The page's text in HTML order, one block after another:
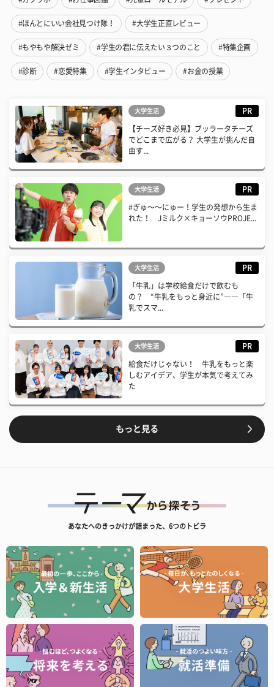
#ほんとにいい会社見つけ隊！ #大学生正直レビュー
#もやもや解決ゼミ #学生の君に伝えたい３つのこと #特集企画
#診断 #恋愛特集 #学生インタビュー #お金の授業
大学生活 PR
【チーズ好き必見】ブッラータチーズ
でどこまで広がる？ 大学生が挑んだ自
由す...
大学生活 PR
#ぎゅ〜〜にゅー！学生の発想から生ま
れた！ Jミルク×キョーソウPROJE...
大学生活 PR
「牛乳」は学校給食だけで飲むも
の？ “牛乳をもっと身近に”――「牛
乳でスマ...
大学生活 PR
給食だけじゃない！ 牛乳をもっと楽
しむアイデア、学生が本気で考えてみ
た
もっと見る
あなたへのきっかけが詰まった、6つのトビラ